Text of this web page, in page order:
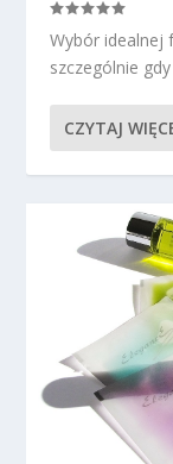
Wybór idealnej
szczególnie
CZYTAJ